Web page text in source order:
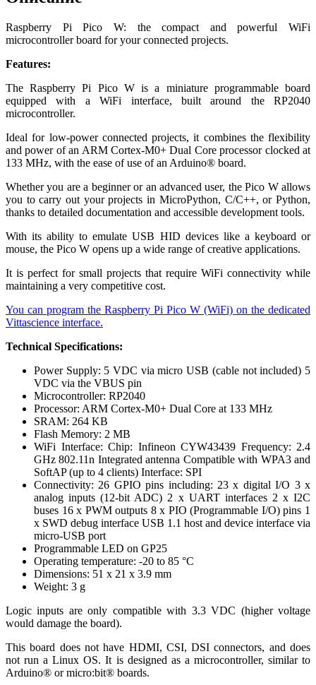
Raspberry Pi Pico W: the compact and powerful WiFi
microcontroller board for your connected projects.
Features:
The Raspberry Pi Pico W is a miniature programmable board
equipped with a WiFi interface, built around the RP2040
microcontroller.
Ideal for low-power connected projects, it combines the flexibility
and power of an ARM Cortex-M0+ Dual Core processor clocked at
133 MHz, with the ease of use of an Arduino® board.
Whether you are a beginner or an advanced user, the Pico W allows
you to carry out your projects in MicroPython, C/C++, or Python,
thanks to detailed documentation and accessible development tools.
With its ability to emulate USB HID devices like a keyboard or
mouse, the Pico W opens up a wide range of creative applications.
It is perfect for small projects that require WiFi connectivity while
maintaining a very competitive cost.
You can program the Raspberry Pi Pico W (WiFi) on the dedicated
Vittascience interface.
Technical Specifications:
Power Supply: 5 VDC via micro USB (cable not included) 5
VDC via the VBUS pin
Microcontroller: RP2040
Processor: ARM Cortex-M0+ Dual Core at 133 MHz
SRAM: 264 KB
Flash Memory: 2 MB
WiFi Interface: Chip: Infineon CYW43439 Frequency: 2.4
GHz 802.11n Integrated antenna Compatible with WPA3 and
SoftAP (up to 4 clients) Interface: SPI
Connectivity: 26 GPIO pins including: 23 x digital I/O 3 x
analog inputs (12-bit ADC) 2 x UART interfaces 2 x I2C
buses 16 x PWM outputs 8 x PIO (Programmable I/O) pins 1
x SWD debug interface USB 1.1 host and device interface via
micro-USB port
Programmable LED on GP25
Operating temperature: -20 to 85 °C
Dimensions: 51 x 21 x 3.9 mm
Weight: 3 g
Logic inputs are only compatible with 3.3 VDC (higher voltage
would damage the board).
This board does not have HDMI, CSI, DSI connectors, and does
not run a Linux OS. It is designed as a microcontroller, similar to
Arduino® or micro:bit® boards.